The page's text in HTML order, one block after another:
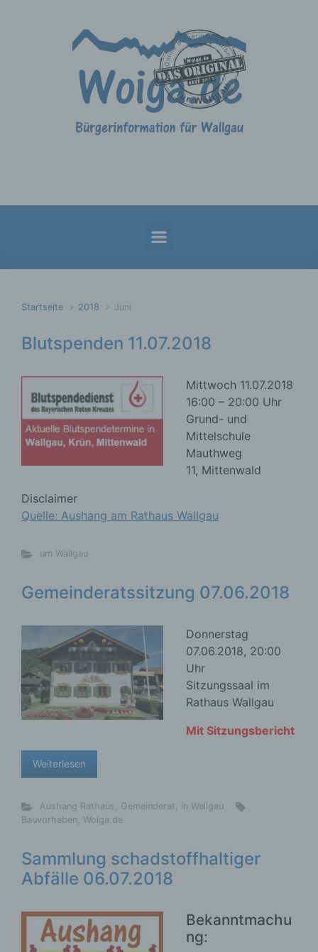
Startseite 2018 Juni
Blutspenden 11.07.2018
Mittwoch 11.07.2018
16:00 – 20:00 Uhr
Grund- und
Mittelschule
Mauthweg
11, Mittenwald
Disclaimer
Quelle: Aushang am Rathaus Wallgau
um Wallgau
Gemeinderatssitzung 07.06.2018
Donnerstag
07.06.2018, 20:00
Uhr
Sitzungssaal im
Rathaus Wallgau
Mit Sitzungsbericht
Weiterlesen
Aushang Rathaus, Gemeinderat, in Wallgau
Bauvorhaben, Woiga.de
Sammlung schadstoffhaltiger
Abfälle 06.07.2018
Bekanntmachu
ng: